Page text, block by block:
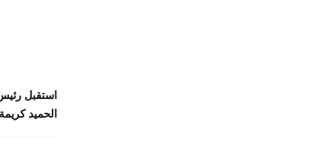
استقبل
الحميد